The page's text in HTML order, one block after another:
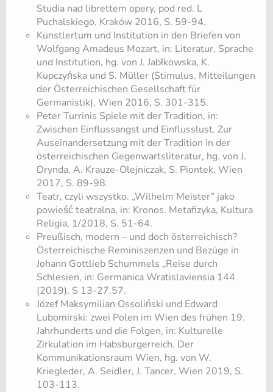
Studia nad librettem opery, pod red. L
Puchalskiego, Kraków 2016, S. 59-94.
Künstlertum und Institution in den Briefen von
Wolfgang Amadeus Mozart, in: Literatur, Sprache
und Institution, hg. von J. Jabłkowska, K.
Kupczyńska und S. Müller (Stimulus. Mitteilungen
der Österreichischen Gesellschaft für
Germanistik), Wien 2016, S. 301-315.
Peter Turrinis Spiele mit der Tradition, in:
Zwischen Einflussangst und Einflusslust. Zur
Auseinandersetzung mit der Tradition in der
österreichischen Gegenwartsliteratur, hg. von J.
Drynda, A. Krauze-Olejniczak, S. Piontek, Wien
2017, S. 89-98.
Teatr, czyli wszystko. „Wilhelm Meister” jako
powieść teatralna, in: Kronos. Metafizyka, Kultura
Religia, 1/2018, S. 51-64.
Preußisch, modern – und doch österreichisch?
Österreichische Reminiszenzen und Bezüge in
Johann Gottlieb Schummels „Reise durch
Schlesien, in: Germanica Wratislaviensia 144
(2019), S 13-27.57.
Józef Maksymilian Ossoliński und Edward
Lubomirski: zwei Polen im Wien des frühen 19.
Jahrhunderts und die Folgen, in: Kulturelle
Zirkulation im Habsburgerreich. Der
Kommunikationsraum Wien, hg. von W.
Kriegleder, A. Seidler, J. Tancer, Wien 2019, S.
103-113.